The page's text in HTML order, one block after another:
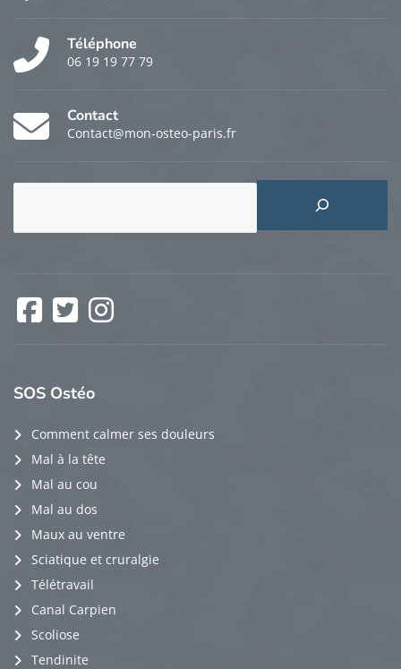
Téléphone
06 19 19 77 79
Contact
Contact@mon-osteo-paris.fr
Facebook
SOS Ostéo
Comment calmer ses douleurs
Mal à la tête
Mal au cou
Mal au dos
Maux au ventre
Sciatique et cruralgie
Télétravail
Canal Carpien
Scoliose
Tendinite